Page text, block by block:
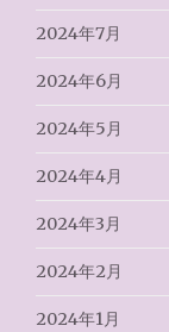
2024年7月
2024年6月
2024年5月
2024年4月
2024年3月
2024年2月
2024年1月